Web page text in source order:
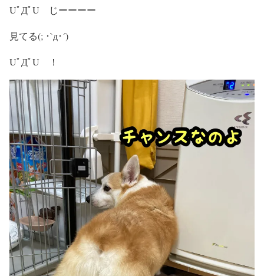
UﾟДﾟU じーーーー
見てる(; ･`д･´)
UﾟДﾟU ！